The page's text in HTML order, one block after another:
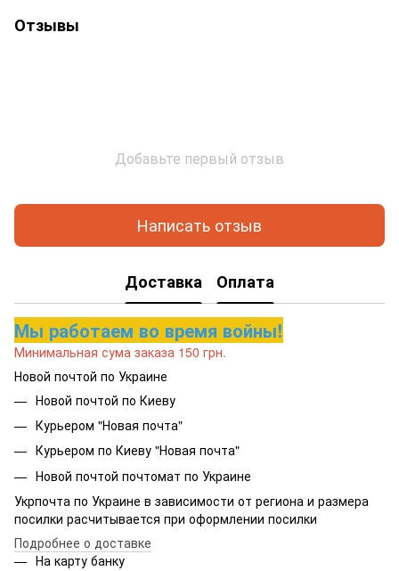
Отзывы
Добавьте первый отзыв
Написать отзыв
Доставка Оплата
Мы работаем во время войны!
Минимальная сума заказа 150 грн.
Новой почтой по Украине
Новой почтой по Киеву
Курьером "Новая почта"
Курьером по Киеву "Новая почта"
Новой почтой почтомат по Украине
Укрпочта по Украине в зависимости от региона и размера
посилки расчитывается при оформлении посилки
Подробнее о доставке
На карту банку